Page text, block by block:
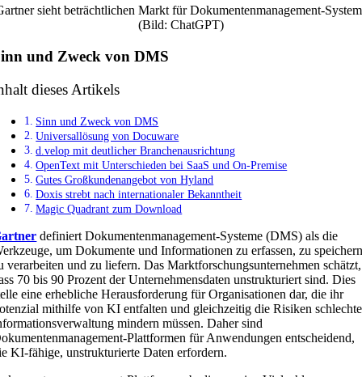
sieht beträchtlichen Markt für Dokumentenmanagement-
(Bild: ChatGPT)
und Zweck von DMS
dieses Artikels
Sinn und Zweck von DMS
Universallösung von Docuware
d.velop mit deutlicher Branchenausrichtung
OpenText mit Unterschieden bei SaaS und On-Premise
Gutes Großkundenangebot von Hyland
Doxis strebt nach internationaler Bekanntheit
Magic Quadrant zum Download
definiert Dokumentenmanagement-Systeme (DMS) als die
um Dokumente und Informationen zu erfassen, zu
verarbeiten und zu liefern. Das Marktforschungsunternehmen schätzt,
70 bis 90 Prozent der Unternehmensdaten unstrukturiert sind. Dies
eine erhebliche Herausforderung für Organisationen dar, die ihr
mithilfe von KI entfalten und gleichzeitig die Risiken
mindern müssen. Daher sind
Plattformen für Anwendungen entscheidend,
KI-fähige, unstrukturierte Daten erfordern.